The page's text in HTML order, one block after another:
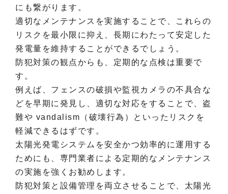
にも繋がります。
適切なメンテナンスを実施することで、これらの
リスクを最小限に抑え、長期にわたって安定した
発電量を維持することができるでしょう。
防犯対策の観点からも、定期的な点検は重要で
す。
例えば、フェンスの破損や監視カメラの不具合な
どを早期に発見し、適切な対応をすることで、盗
難や vandalism（破壊行為）といったリスクを
軽減できるはずです。
太陽光発電システムを安全かつ効率的に運用する
ためにも、専門業者による定期的なメンテナンス
の実施を強くお勧めします。
防犯対策と設備管理を両立させることで、太陽光